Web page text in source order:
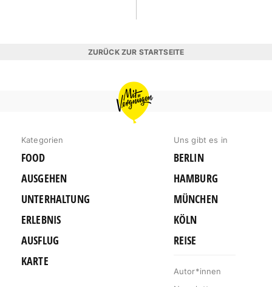
ZURÜCK ZUR STARTSEITE
MIT
VERGNÜGEN
BERLIN
Kategorien
FOOD
AUSGEHEN
UNTERHALTUNG
ERLEBNIS
AUSFLUG
KARTE
Uns gibt es in
BERLIN
HAMBURG
MÜNCHEN
KÖLN
REISE
Autor*innen